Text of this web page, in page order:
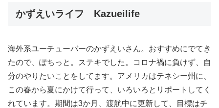
かずえいライフ Kazueilife
海外系ユーチューバーのかずえいさん。おすすめにでてき
たので、ぽちっと。ステキでした。コロナ禍に負けず、自
分のやりたいことをしてます。アメリカはテネシー州に、
この春から夏にかけて行って、いろいろとリポートしてく
れています。期間は3か月、渡航中に更新して、目標はチ